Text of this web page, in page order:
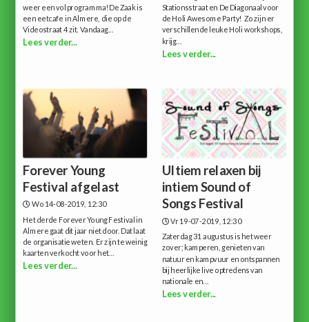
weer een vol programma!De Zaak is
een eetcafe in Almere, die op de
Videostraat 4 zit. Vandaag...
Lees verder...
Stationsstraat en De Diagonaal voor
de Holi Awesome Party! Zo zijn er
verschillende leuke Holi workshops,
krijg...
Lees verder...
Forever Young
Festival afgelast
Wo 14-08-2019, 12:30
Het derde Forever Young Festival in
Almere gaat dit jaar niet door. Dat laat
de organisatie weten. Er zijn te weinig
kaarten verkocht voor het...
Lees verder...
Ultiem relaxen bij
intiem Sound of
Songs Festival
Vr 19-07-2019, 12:30
Zaterdag 31 augustus is het weer
zover; kamperen, genieten van
natuur en kampvuur en ontspannen
bij heerlijke live optredens van
nationale en...
Lees verder...